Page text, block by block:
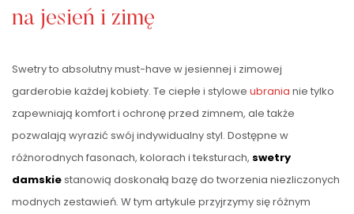
na jesień i zimę
Swetry to absolutny must-have w jesiennej i zimowej
garderobie każdej kobiety. Te ciepłe i stylowe ubrania nie tylko
zapewniają komfort i ochronę przed zimnem, ale także
pozwalają wyrazić swój indywidualny styl. Dostępne w
różnorodnych fasonach, kolorach i teksturach, swetry
damskiestanowią doskonałą bazę do tworzenia niezliczonych
modnych zestawień. W tym artykule przyjrzymy się różnym